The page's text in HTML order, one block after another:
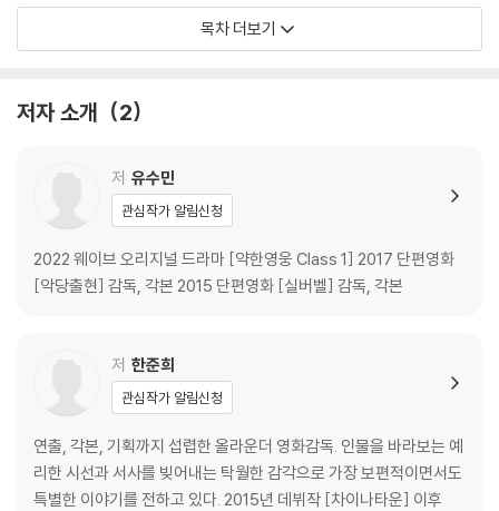
1부~4부 스틸 by 이다래 스틸 작가
감독 & 크리에이터 & 배우 친필 메시지
5부~8부 스토리보드 by 류현 스토리보드 작가
유수민 감독 X 한준희 크리에이터 대담 (인터뷰: 이은선 영화 저널리스트)
박지훈 X 최현욱 X 홍경 배우 대담 (인터뷰: 이은선 영화 저널리스트)
롤링페이퍼
5부~8부 스틸 by 이다래 스틸 작가
목차 더보기
저자 소개 2
저 유수민
관심작가 알림신청
2022 웨이브 오리지널 드라마 [약한영웅 Class 1] 2017 단편영화
[악당출현] 감독, 각본 2015 단편영화 [실버벨] 감독, 각본
저 한준희
관심작가 알림신청
연출, 각본, 기획까지 섭렵한 올라운더 영화감독. 인물을 바라보는 예
리한 시선과 서사를 빚어내는 탁월한 감각으로 가장 보편적이면서도
특별한 이야기를 전하고 있다. 2015년 데뷔작 [차이나타운] 이후